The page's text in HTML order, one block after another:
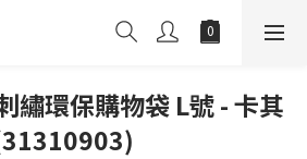
繡環保購物袋 L號 - 卡其